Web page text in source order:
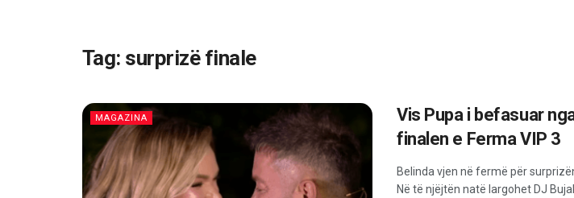
Tag: surprizë finale
MAGAZINA
Vis Pupa i befasuar
finalen e Ferma VIP 3
Belinda vjen në fermë për
Në të njëjtën natë largohet DJ